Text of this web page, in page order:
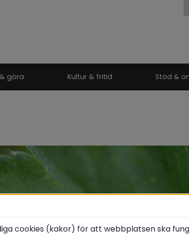
göra Kultur & fritid Stöd &
cookies (kakor) för att webbplatsen ska